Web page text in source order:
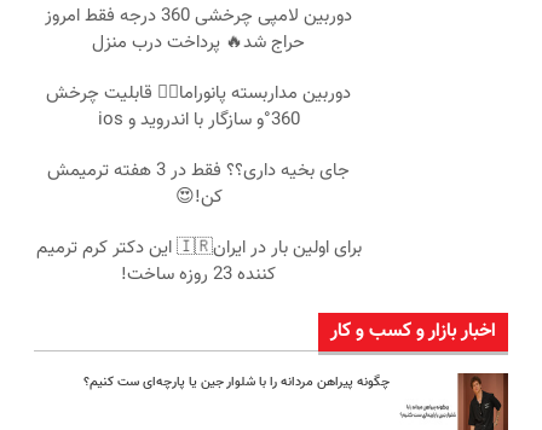
دوربین لامپی چرخشی 360 درجه فقط امروز
حراج شد🔥 پرداخت درب منزل
دوربین مداربسته پانوراما👈🏻 قابلیت چرخش
360°و سازگار با اندروید و ios
جای بخیه داری؟؟ فقط در 3 هفته ترمیمش
کن!😍
برای اولین بار در ایران🇮🇷 این دکتر کرم ترمیم
کننده 23 روزه ساخت!
اخبار بازار و کسب و کار
چگونه پیراهن مردانه را با شلوار جین یا پارچه‌ای ست کنیم؟